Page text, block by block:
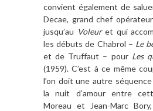
convient également de
Decae, grand chef
jusqu’au Voleuret qui
les débuts de Chabrol – Le
et de Truffaut – pour Les
(1959). C’est à ce même
l’on doit une autre
la nuit d’amour entre
Moreau et Jean-Marc